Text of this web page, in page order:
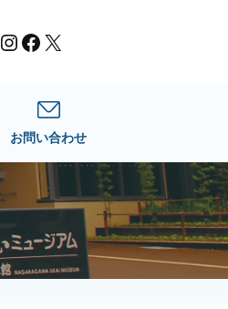
Instagram
Facebook
X
お問い合わせ